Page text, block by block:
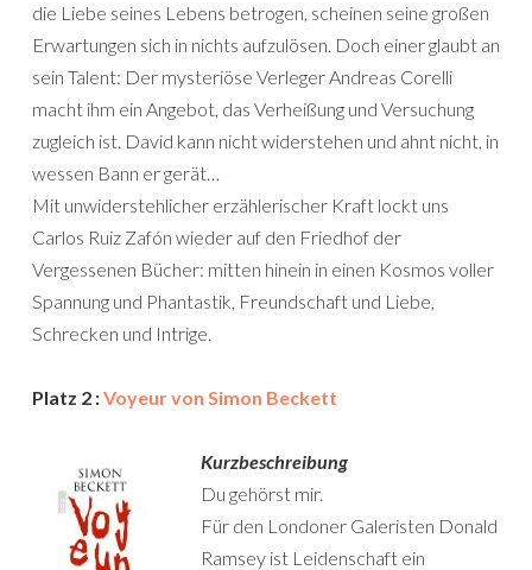
die Liebe seines Lebens betrogen, scheinen seine großen
Erwartungen sich in nichts aufzulösen. Doch einer glaubt an
sein Talent: Der mysteriöse Verleger Andreas Corelli
macht ihm ein Angebot, das Verheißung und Versuchung
zugleich ist. David kann nicht widerstehen und ahnt nicht, in
wessen Bann er gerät…
Mit unwiderstehlicher erzählerischer Kraft lockt uns
Carlos Ruiz Zafón wieder auf den Friedhof der
Vergessenen Bücher: mitten hinein in einen Kosmos voller
Spannung und Phantastik, Freundschaft und Liebe,
Schrecken und Intrige.
Platz 2 :Voyeur von Simon Beckett
Kurzbeschreibung
Du gehörst mir.
Für den Londoner Galeristen Donald
Ramsey ist Leidenschaft ein